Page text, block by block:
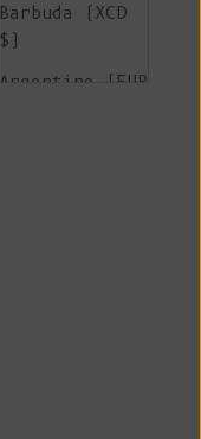
Barbuda (XCD
$)
Argentine (EUR